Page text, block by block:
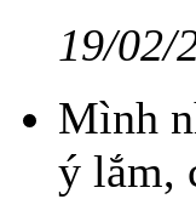
19/02/
Mình
ý lắm,